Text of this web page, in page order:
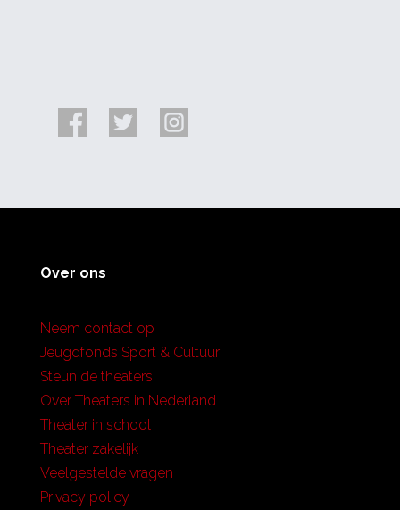
Over ons
Neem contact op
Jeugdfonds Sport & Cultuur
Steun de theaters
Over Theaters in Nederland
Theater in school
Theater zakelijk
Veelgestelde vragen
Privacy policy